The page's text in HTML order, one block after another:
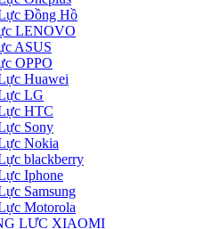
Đồng Hồ
LENOVO
ASUS
OPPO
Huawei
LG
HTC
Sony
Nokia
blackberry
Iphone
Samsung
Motorola
LỰC XIAOMI